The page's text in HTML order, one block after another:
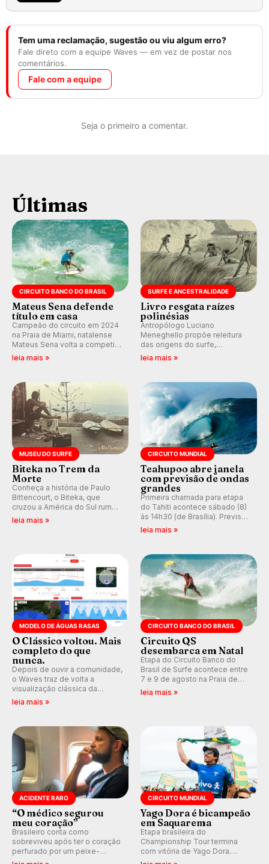
Tem uma reclamação, sugestão ou viu algum erro?
Fale direto com a equipe Waves — em vez de postar nos
comentários.
Fale com a equipe
Seja o primeiro a comentar.
Últimas
CIRCUITO BANCO DO BRASIL
Mateus Sena defende
título em casa
Campeão do circuito em 2024
na Praia de Miami, natalense
Mateus Sena volta a competir
em casa em busca de manter a
leia mais »
SURFE E ANCESTRALIDADE
Livro resgata raízes
polinésias
Antropólogo Luciano
Meneghello propõe releitura
das origens do surfe,
resgatando a cultura polinésia
prática em esporte e indústria.
leia mais »
MUSEU DO SURFE
Biteka no Trem da
Morte
Conheça a história de Paulo
Bittencourt, o Biteka, que
cruzou a América do Sul rumo
ao Pacífico em uma jornada
leia mais »
CIRCUITO MUNDIAL
Teahupoo abre janela
com previsão de ondas
grandes
Primeira chamada para etapa
do Tahiti acontece sábado (8)
às 14h30 (de Brasília). Previsão
indica swell consistente.
Kelly Slater convidado.
leia mais »
MODELO DE ÁGUAS RASAS
O Clássico voltou. Mais
completo do que
nunca.
Depois de ouvir a comunidade,
o Waves traz de volta a
visualização clássica da
previsão de águas rasas,
ondas para até 16 dias.
leia mais »
CIRCUITO BANCO DO BRASIL
Circuito QS
desembarca em Natal
Etapa do Circuito Banco do
Brasil de Surfe acontece entre
7 e 9 de agosto na Praia de
Miami (RN), em disputas
leia mais »
ACIDENTE RARO
“O médico segurou
meu coração”
Brasileiro conta como
sobreviveu após ter o coração
perfurado por um peixe-
agulha enquanto surfava na
CIRCUITO MUNDIAL
Yago Dora é bicampeão
em Saquarema
Etapa brasileira do
Championship Tour termina
com vitória de Yago Dora.
Sawyer Lindblad vence entre